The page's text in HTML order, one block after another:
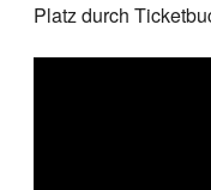
Platz durch